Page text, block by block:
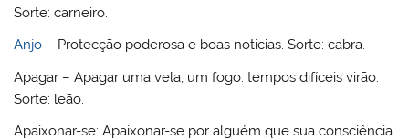
Sorte: carneiro.
Anjo – Protecção poderosa e boas noticias. Sorte: cabra.
Apagar – Apagar uma vela, um fogo: tempos difíceis virão.
Sorte: leão.
Apaixonar-se: Apaixonar-se por alguém que sua consciência